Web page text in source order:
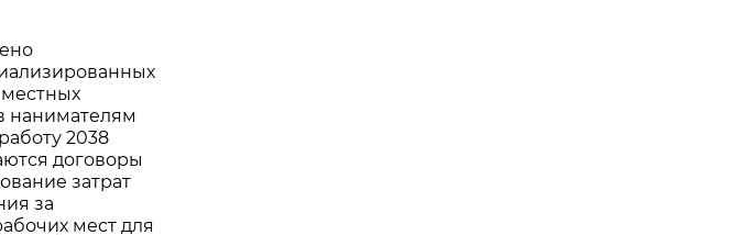
нанимателям
2038
договоры
затрат
за
мест для